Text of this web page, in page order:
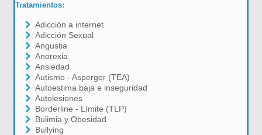
Tratamientos:
Adicción a internet
Adicción Sexual
Angustia
Anorexia
Ansiedad
Autismo - Asperger (TEA)
Autoestima baja e inseguridad
Autolesiones
Borderline - Límite (TLP)
Bulimia y Obesidad
Bullying